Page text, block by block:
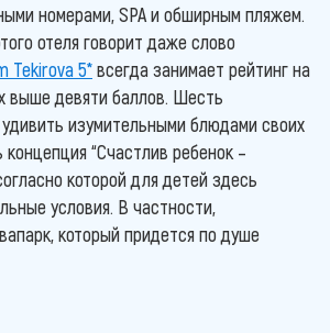
номерами, SPA и обширным пляжем.
отеля говорит даже слово
Tekirova 5*всегда занимает рейтинг на
выше девяти баллов. Шесть
изумительными блюдами своих
концепция “Счастлив ребенок –
которой для детей здесь
условия. В частности,
который придется по душе